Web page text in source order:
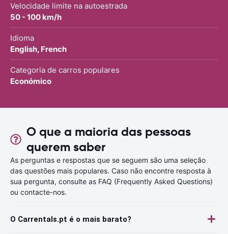
Velocidade limite na autoestrada
50 - 100 km/h
Idioma
English, French
Categoria de carros populares
Económico
O que a maioria das pessoas
querem saber
As perguntas e respostas que se seguem são uma seleção
das questões mais populares. Caso não encontre resposta à
sua pergunta, consulte as FAQ (Frequently Asked Questions)
ou contacte-nos.
O Carrentals.pt é o mais barato?